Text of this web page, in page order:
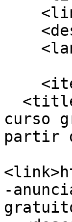
curso
partir
-